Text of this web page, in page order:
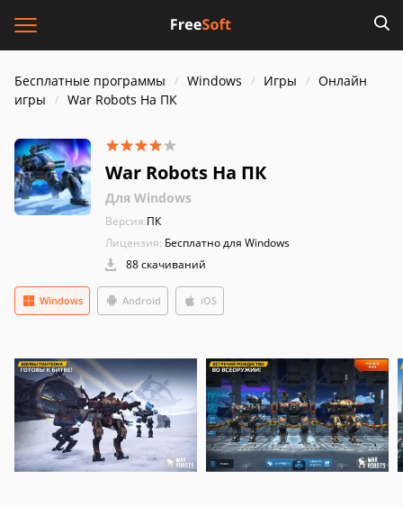
Бесплатные программы Windows Игры
Онлайн
игры
War Robots На ПК
War Robots На ПК
Для Windows
Версия:ПК
Лицензия: Бесплатно для Windows
88 скачиваний
Windows Android iOS